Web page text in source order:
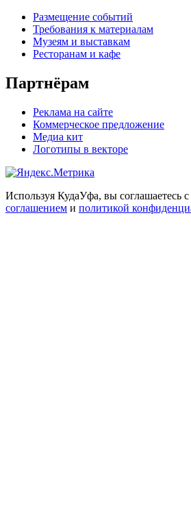
Размещение событий
Требования к материалам
Музеям и выставкам
Ресторанам и кафе
Партнёрам
Реклама на сайте
Коммерческое предложение
Медиа кит
Логотипы в векторе
Используя КудаУфа, вы соглашаетесь с
соглашением и политикой